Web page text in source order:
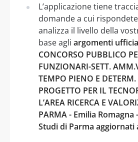
L’applicazione tiene
domande a cui
analizza il livello della
base agli argomenti
CONCORSO PUBBLICO
FUNZIONARI-SETT.
TEMPO PIENO E
PROGETTO PER IL
L’AREA RICERCA E
PARMA - Emilia Romagna
Studi di Parma aggiornati